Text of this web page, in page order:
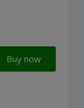
Buy now